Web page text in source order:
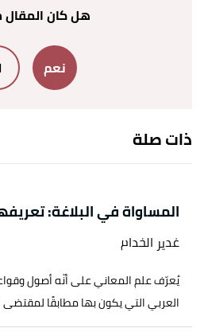
احمد الهاشمي،جواهر البلاغة
" أخلاي بالفيحاء إن طال
^ أب ت
والبديع جواهر البلاغة في
↑سورة الكهف، آية:18
↑سورة المائدة ، آية:44
↑سورة الأعراف، آية:157
^
احمد الهاشمي،
هل كان المقال
نعم
ذات صلة
المساواة في البلاغة:
غدير الخدام
يُعرّف علم المعاني على أنّه أصول
العربي التي يكون بها مطابقًا لمقتضى